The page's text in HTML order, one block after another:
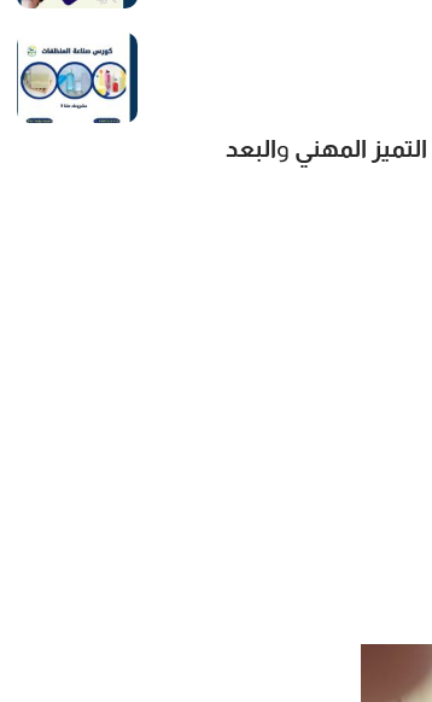
التميز المهني والبعد